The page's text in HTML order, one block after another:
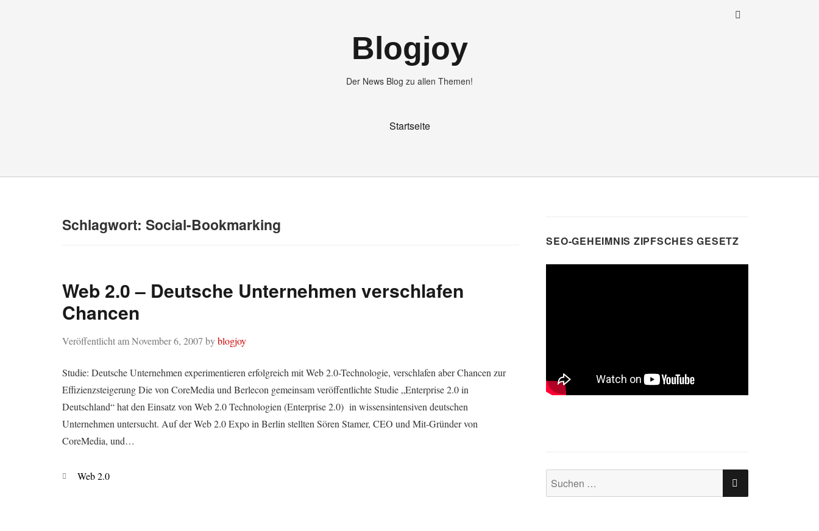
Blogjoy
Der News Blog zu allen Themen!
Startseite
Schlagwort: Social-Bookmarking
Web 2.0 – Deutsche Unternehmen verschlafen
Chancen
Veröffentlicht amNovember 6, 2007 byblogjoy
Studie: Deutsche Unternehmen experimentieren erfolgreich mit Web 2.0-Technologie, verschlafen aber Chancen zur
Effizienzsteigerung Die von CoreMedia und Berlecon gemeinsam veröffentlichte Studie „Enterprise 2.0 in
Deutschland“ hat den Einsatz von Web 2.0 Technologien (Enterprise 2.0) in wissensintensiven deutschen
Unternehmen untersucht. Auf der Web 2.0 Expo in Berlin stellten Sören Stamer, CEO und Mit-Gründer von
CoreMedia, und…
Kategorien
Web 2.0
SEO-GEHEIMNIS ZIPFSCHES GESETZ
Suchen
nach:
SUCHEN